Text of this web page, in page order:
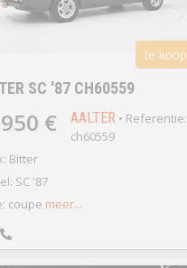
te koop
SC '87 CH60559
€ AALTER• Referentie:
ch60559
Bitter
SC '87
coupe meer...